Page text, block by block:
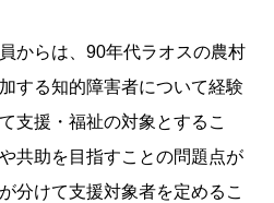
からは、90年代ラオスの農村
する知的障害者について経験
支援・福祉の対象とするこ
共助を目指すことの問題点が
分けて支援対象者を定めるこ